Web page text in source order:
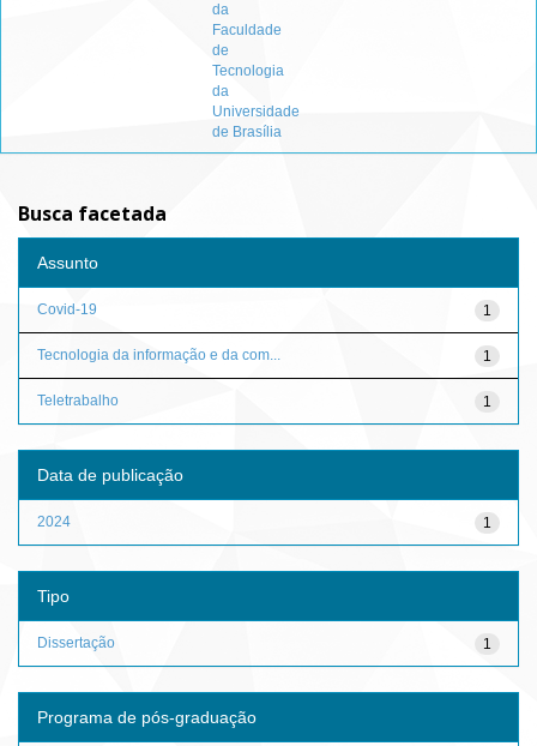
da
Faculdade
de
Tecnologia
da
Universidade
de Brasília
Busca facetada
Assunto
1
Covid-19
1
Tecnologia da informação e da com...
1
Teletrabalho
Data de publicação
1
2024
Tipo
1
Dissertação
Programa de pós-graduação